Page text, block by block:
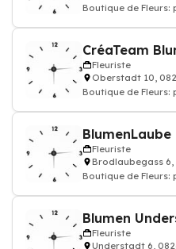
Boutique de Fleurs:
CréaTeam
Fleuriste
Oberstadt 10,
Boutique de Fleurs:
BlumenLaube
Fleuriste
Brodlaubegass 6,
Boutique de Fleurs:
Blumen
Fleuriste
Understadt 6,